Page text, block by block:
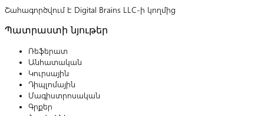
Շահագործվում է Digital Brains LLC-ի կողմից
Պատրաստի նյութեր
Ռեֆերատ
Անհատական
Կուրսային
Դիպլոմային
Մագիստրոսական
Գրքեր